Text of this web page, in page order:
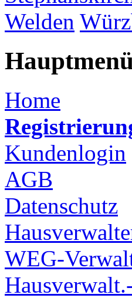
Welden
Home
Kundenlogin
AGB
Datenschutz
WEG-